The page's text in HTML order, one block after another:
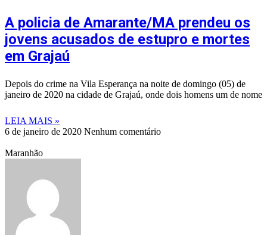
A policia de Amarante/MA prendeu os
jovens acusados de estupro e mortes
em Grajaú
Depois do crime na Vila Esperança na noite de domingo (05) de
janeiro de 2020 na cidade de Grajaú, onde dois homens um de nome
LEIA MAIS »
6 de janeiro de 2020 Nenhum comentário
Maranhão